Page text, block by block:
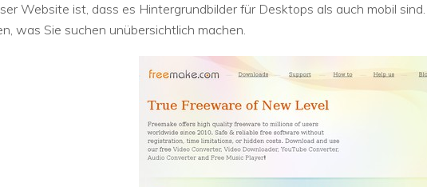
Website ist, dass es Hintergrundbilder für Desktops als auch mobil
was Sie suchen unübersichtlich machen.